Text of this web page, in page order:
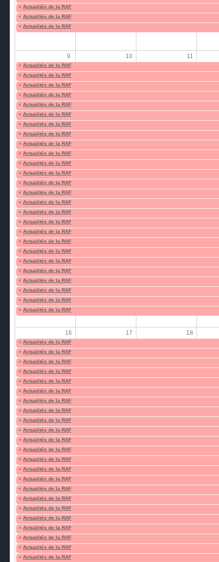
« Actualités de la RAF
« Actualités de la RAF
« Actualités de la RAF
9 10 11
« Actualités de la RAF
« Actualités de la RAF
« Actualités de la RAF
« Actualités de la RAF
« Actualités de la RAF
« Actualités de la RAF
« Actualités de la RAF
« Actualités de la RAF
« Actualités de la RAF
« Actualités de la RAF
« Actualités de la RAF
« Actualités de la RAF
« Actualités de la RAF
« Actualités de la RAF
« Actualités de la RAF
« Actualités de la RAF
« Actualités de la RAF
« Actualités de la RAF
« Actualités de la RAF
« Actualités de la RAF
« Actualités de la RAF
« Actualités de la RAF
« Actualités de la RAF
« Actualités de la RAF
« Actualités de la RAF
« Actualités de la RAF
16 17 18
« Actualités de la RAF
« Actualités de la RAF
« Actualités de la RAF
« Actualités de la RAF
« Actualités de la RAF
« Actualités de la RAF
« Actualités de la RAF
« Actualités de la RAF
« Actualités de la RAF
« Actualités de la RAF
« Actualités de la RAF
« Actualités de la RAF
« Actualités de la RAF
« Actualités de la RAF
« Actualités de la RAF
« Actualités de la RAF
« Actualités de la RAF
« Actualités de la RAF
« Actualités de la RAF
« Actualités de la RAF
« Actualités de la RAF
« Actualités de la RAF
« Actualités de la RAF